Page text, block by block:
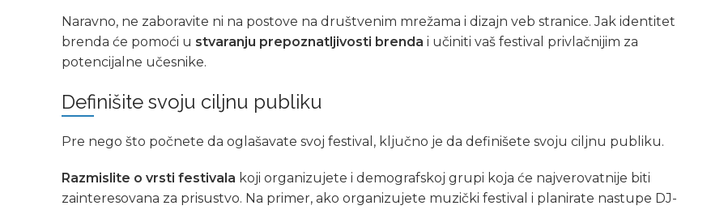
Naravno, ne zaboravite ni na postove na društvenim mrežama i dizajn veb stranice. Jak identitet
brenda će pomoći u stvaranju prepoznatljivosti brenda i učiniti vaš festival privlačnijim za
potencijalne učesnike.
Definišite svoju ciljnu publiku
Pre nego što počnete da oglašavate svoj festival, ključno je da definišete svoju ciljnu publiku.
Razmislite o vrsti festivala koji organizujete i demografskoj grupi koja će najverovatnije biti
zainteresovana za prisustvo. Na primer, ako organizujete muzički festival i planirate nastupe DJ-